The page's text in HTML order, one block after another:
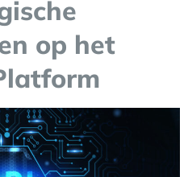
op het